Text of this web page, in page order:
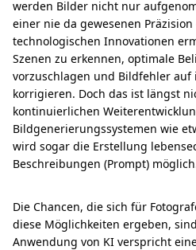
werden Bilder nicht nur
einer nie da gewesenen
technologischen Innovationen
Szenen zu erkennen, optimale
vorzuschlagen und Bildfehler auf
korrigieren. Doch das ist längst
kontinuierlichen
Bildgenerierungssystemen wie
wird sogar die Erstellung
Beschreibungen (Prompt)
Die Chancen, die sich für
diese Möglichkeiten ergeben,
Anwendung von KI verspricht